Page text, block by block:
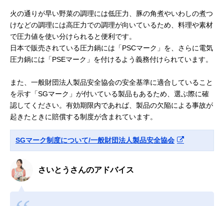
火の通りが早い野菜の調理には低圧力、豚の角煮やいわしの煮つ
けなどの調理には高圧力での調理が向いているため、料理や素材
で圧力値を使い分けられると便利です。
日本で販売されている圧力鍋には「PSCマーク」を、さらに電気
圧力鍋には「PSEマーク」を付けるよう義務付けられています。
また、一般財団法人製品安全協会の安全基準に適合していること
を示す「SGマーク」が付いている製品もあるため、選ぶ際に確
認してください。有効期限内であれば、製品の欠陥による事故が
起きたときに賠償する制度が含まれています。
SGマーク制度について/一般財団法人製品安全協会
さいとうさんのアドバイス